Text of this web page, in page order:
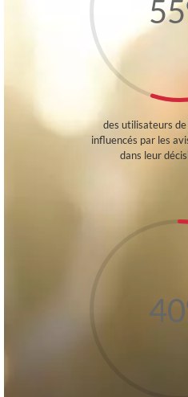
55
des utilisateurs
influencés par les
dans leur
40